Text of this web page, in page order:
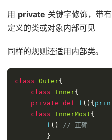
用 private 关键字修饰，带
定义的类或对象内部可见
同样的规则还适用内部类。
class Outer{
class
Inner{
private def f (){
class
InnerMost{
        f
()
// 正确
}